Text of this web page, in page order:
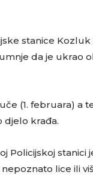
stanice Kozluk
da je ukrao
(1. februara) a
djelo krađa.
Policijskoj stanici
lice ili